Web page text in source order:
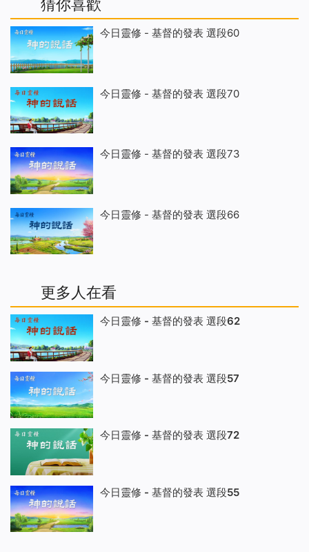
猜你喜歡
今日靈修 - 基督的發表 選段60
今日靈修 - 基督的發表 選段70
今日靈修 - 基督的發表 選段73
今日靈修 - 基督的發表 選段66
更多人在看
今日靈修 - 基督的發表 選段62
今日靈修 - 基督的發表 選段57
今日靈修 - 基督的發表 選段72
今日靈修 - 基督的發表 選段55